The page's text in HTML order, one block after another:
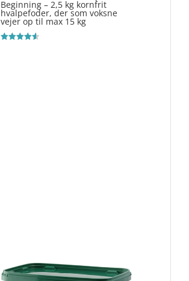
Beginning – 2,5 kg kornfrit
hvalpefoder, der som voksne
vejer op til max 15 kg